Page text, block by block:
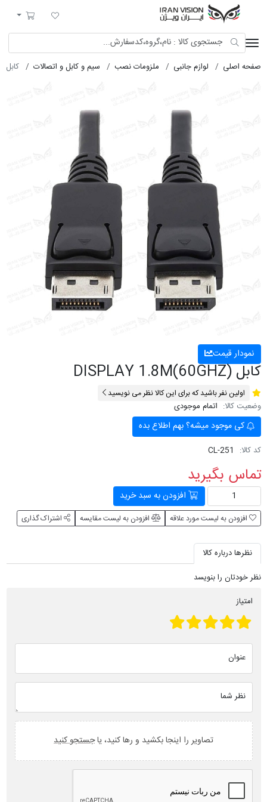
لیست مورد علاقه
سبد خرید
صفحه اصلی لوازم جانبی ملزومات نصب سیم و کابل و اتصالات کابل DISPLAY 1.8M(60GHZ)
نمودار قیمت
کابل DISPLAY 1.8M(60GHZ)
اولین نفر باشید که برای این کالا نظر می نویسید
وضعیت کالا: اتمام موجودی
کی موجود میشه؟ بهم اطلاع بده
کد کالا: CL-251
تماس بگیرید
افزودن به سبد خرید
افزودن به لیست مورد علاقه افزودن به لیست مقایسه اشتراک گذاری
نظرها درباره کالا
نظر خودتان را بنویسد
امتیاز
عنوان
نظر شما
تصاویر را اینجا بکشید و رها کنید، یاجستجو کنید